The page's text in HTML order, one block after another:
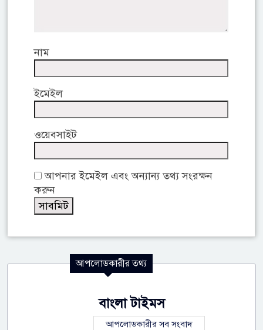
নাম
ইমেইল
ওয়েবসাইট
আপনার ইমেইল এবং অন্যান্য তথ্য সংরক্ষন
করুন
আপলোডকারীর তথ্য
বাংলা টাইমস
আপলোডকারীর সব সংবাদ